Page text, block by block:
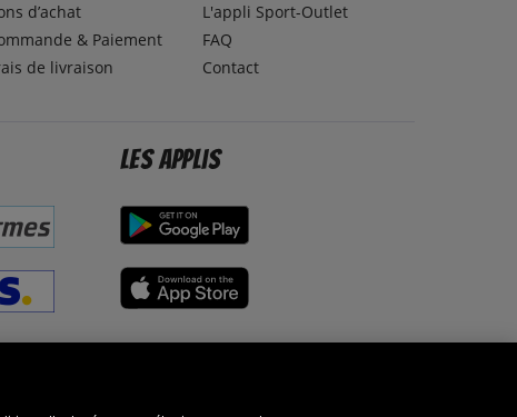
d’achat
& Paiement
de livraison
L'appli Sport-Outlet
FAQ
Contact
Les applis